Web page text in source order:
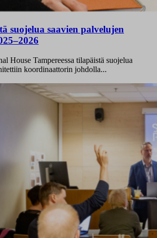
suojelua saavien palvelujen
House Tampereessa tilapäistä suojelua
koordinaattorin johdolla...